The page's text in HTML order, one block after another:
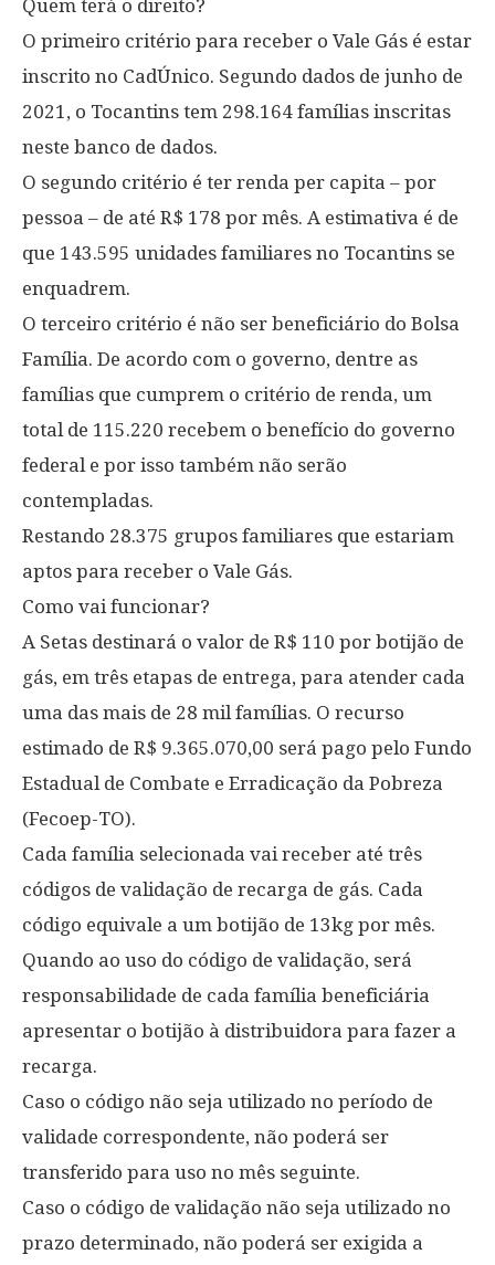
Quem terá o direito?
O primeiro critério para receber o Vale Gás é estar
inscrito no CadÚnico. Segundo dados de junho de
2021, o Tocantins tem 298.164 famílias inscritas
neste banco de dados.
O segundo critério é ter renda per capita – por
pessoa – de até R$ 178 por mês. A estimativa é de
que 143.595 unidades familiares no Tocantins se
enquadrem.
O terceiro critério é não ser beneficiário do Bolsa
Família. De acordo com o governo, dentre as
famílias que cumprem o critério de renda, um
total de 115.220 recebem o benefício do governo
federal e por isso também não serão
contempladas.
Restando 28.375 grupos familiares que estariam
aptos para receber o Vale Gás.
Como vai funcionar?
A Setas destinará o valor de R$ 110 por botijão de
gás, em três etapas de entrega, para atender cada
uma das mais de 28 mil famílias. O recurso
estimado de R$ 9.365.070,00 será pago pelo Fundo
Estadual de Combate e Erradicação da Pobreza
(Fecoep-TO).
Cada família selecionada vai receber até três
códigos de validação de recarga de gás. Cada
código equivale a um botijão de 13kg por mês.
Quando ao uso do código de validação, será
responsabilidade de cada família beneficiária
apresentar o botijão à distribuidora para fazer a
recarga.
Caso o código não seja utilizado no período de
validade correspondente, não poderá ser
transferido para uso no mês seguinte.
Caso o código de validação não seja utilizado no
prazo determinado, não poderá ser exigida a